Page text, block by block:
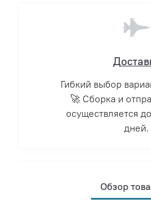
Гибкий выбор
🚀 Сборка и
осуществляется
дней.
Обзор